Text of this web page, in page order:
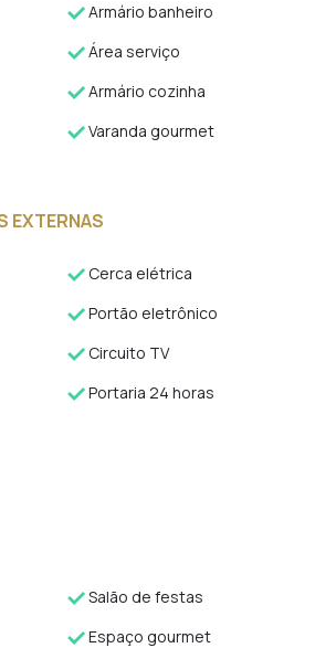
Armário banheiro
Área serviço
Armário cozinha
Varanda gourmet
EXTERNAS
Cerca elétrica
Portão eletrônico
Circuito TV
Portaria 24 horas
Salão de festas
Espaço gourmet